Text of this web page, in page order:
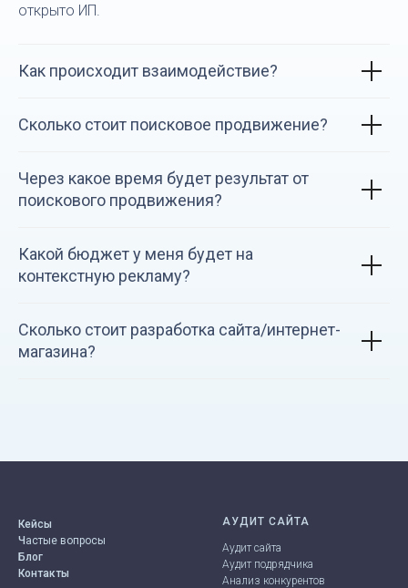
открыто ИП.
Как происходит взаимодействие?
Сколько стоит поисковое продвижение?
Через какое время будет результат от
поискового продвижения?
Какой бюджет у меня будет на
контекстную рекламу?
Сколько стоит разработка сайта/интернет-
магазина?
Кейсы
Частые вопросы
Блог
Контакты
АУДИТ САЙТА
Аудит сайта
Аудит подрядчика
Анализ конкурентов